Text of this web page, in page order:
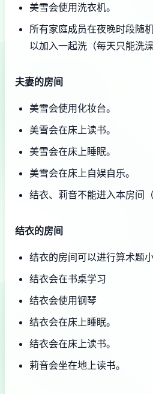
美雪会使用洗衣机。
所有家庭成员在夜晚时段随
以加入一起洗（每天只能洗澡
夫妻的房间
美雪会使用化妆台。
美雪会在床上读书。
美雪会在床上睡眠。
美雪会在床上自娱自乐。
结衣、莉音不能进入本房间
结衣的房间
结衣的房间可以进行算术题小
结衣会在书桌学习
结衣会使用钢琴
结衣会在床上睡眠。
结衣会在床上读书。
莉音会坐在地上读书。